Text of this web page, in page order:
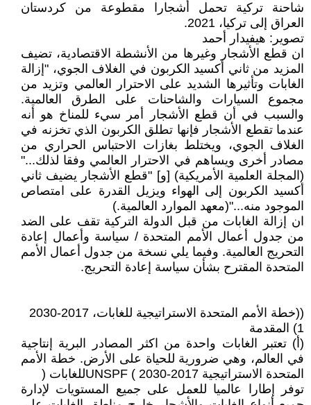
شاحنة تركية تحمل أشجارا مقطوعة من كردستان
العراق إلى تركيا، 2021.
تصوير: هيفيدار أحمد
ان قطع الأشجار وغيرها من الأنشطة الاقتصادية، تضيف
المزيد من ثاني أكسيد الكربون في الغلاف الجوي، "إزالة
الغابات وتأثيرها الشديد على الاحترار العالمي وتزيد من
مجموع السيارات والشاحنات على الطرق العالمية.
والسبب في أن قطع الأشجار أمر سيء للمناخ هو أنه
عندما تقطع الأشجار فإنها تطلق الكربون الذي تخزنه في
الغلاف الجوي، ويختلط بغازات الاحتباس الحراري من
مصادر أخرى ويساهم في الاحترار العالمي وفقا لذلك..."
(المجلة العلمية الأمريكية) [و] "قطع الأشجار يضيف ثاني
أكسيد الكربون إلى الهواء ويزيل القدرة على امتصاص
الموجود منه..."(معهد الموارد العالمية.)
ان إزالة الغابات من قبل الدولة التركية تقف على الضد
من جدول أعمال الأمم المتحدة / سياسة وأعمال إعادة
التحريج العالمية. وفيما يلي نسخة من جدول أعمال الأمم
المتحدة المقترح بشأن سياسة إعادة التحريج.
((خطة الأمم المتحدة الاستراتيجية للغابات، 2017-2030
1) المقدمة
(أ) تعتبر الغابات واحدة من اكثر المصادر البرية إنتاجية
في العالم، وهي ضرورية للحياة على الأرض. خطة الأمم
المتحدة الاستراتيجية 2017-2030 ) UNSPFللغابات (
توفر إطارا عالميا للعمل على جميع المستويات لإدارة